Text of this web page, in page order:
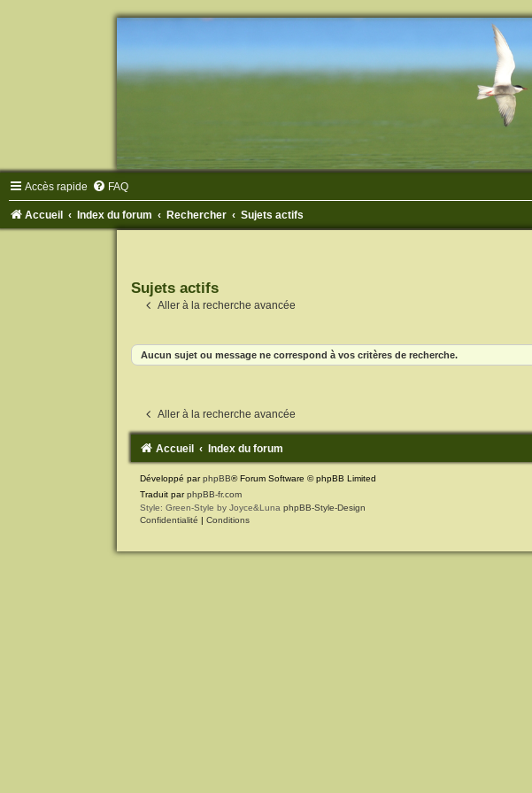
Accès rapide FAQ
Accueil Index du forum Rechercher Sujets actifs
Sujets actifs
Aller à la recherche avancée
Aucun sujet ou message ne correspond à vos critères de recherche.
Aller à la recherche avancée
Accueil Index du forum
Développé parphpBB® Forum Software © phpBB Limited
Traduit parphpBB-fr.com
Style: Green-Style by Joyce&Luna phpBB-Style-Design
Confidentialité | Conditions